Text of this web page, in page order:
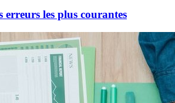
erreurs les plus courantes